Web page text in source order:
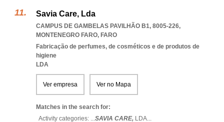
Savia Care, Lda
CAMPUS DE GAMBELAS PAVILHÃO B1, 8005-226,
MONTENEGRO FARO, FARO
Fabricação de perfumes, de cosméticos e de produtos de
higiene
LDA
Ver empresa Ver no Mapa
Matches in the search for:
Activity categories: ...SAVIA CARE, LDA...